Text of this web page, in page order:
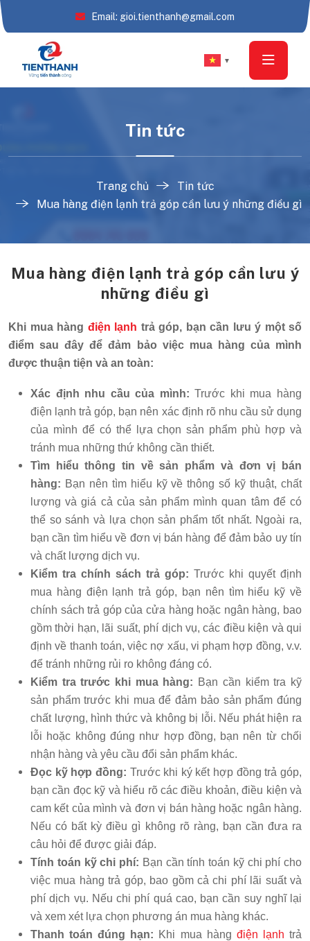
Email: gioi.tienthanh@gmail.com
▼
Tin tức
Trang chủ
Tin tức
Mua hàng điện lạnh trả góp cần lưu ý những điều gì
Mua hàng điện lạnh trả góp cần lưu ý
những điều gì
Khi mua hàng điện lạnh trả góp, bạn cần lưu ý một số
điểm sau đây để đảm bảo việc mua hàng của mình
được thuận tiện và an toàn:
Xác định nhu cầu của mình: Trước khi mua hàng
điện lạnh trả góp, bạn nên xác định rõ nhu cầu sử dụng
của mình để có thể lựa chọn sản phẩm phù hợp và
tránh mua những thứ không cần thiết.
Tìm hiểu thông tin về sản phẩm và đơn vị bán
hàng: Bạn nên tìm hiểu kỹ về thông số kỹ thuật, chất
lượng và giá cả của sản phẩm mình quan tâm để có
thể so sánh và lựa chọn sản phẩm tốt nhất. Ngoài ra,
bạn cần tìm hiểu về đơn vị bán hàng để đảm bảo uy tín
và chất lượng dịch vụ.
Kiểm tra chính sách trả góp: Trước khi quyết định
mua hàng điện lạnh trả góp, bạn nên tìm hiểu kỹ về
chính sách trả góp của cửa hàng hoặc ngân hàng, bao
gồm thời hạn, lãi suất, phí dịch vụ, các điều kiện và qui
định về thanh toán, việc nợ xấu, vi phạm hợp đồng, v.v.
để tránh những rủi ro không đáng có.
Kiểm tra trước khi mua hàng: Bạn cần kiểm tra kỹ
sản phẩm trước khi mua để đảm bảo sản phẩm đúng
chất lượng, hình thức và không bị lỗi. Nếu phát hiện ra
lỗi hoặc không đúng như hợp đồng, bạn nên từ chối
nhận hàng và yêu cầu đổi sản phẩm khác.
Đọc kỹ hợp đồng: Trước khi ký kết hợp đồng trả góp,
bạn cần đọc kỹ và hiểu rõ các điều khoản, điều kiện và
cam kết của mình và đơn vị bán hàng hoặc ngân hàng.
Nếu có bất kỳ điều gì không rõ ràng, bạn cần đưa ra
câu hỏi để được giải đáp.
Tính toán kỹ chi phí: Bạn cần tính toán kỹ chi phí cho
việc mua hàng trả góp, bao gồm cả chi phí lãi suất và
phí dịch vụ. Nếu chi phí quá cao, bạn cần suy nghĩ lại
và xem xét lựa chọn phương án mua hàng khác.
Thanh toán đúng hạn: Khi mua hàng điện lạnh trả